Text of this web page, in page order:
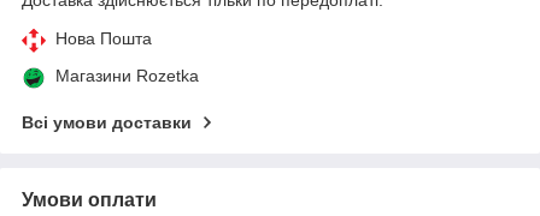
Нова Пошта
Магазини Rozetka
Всі умови доставки
Умови оплати